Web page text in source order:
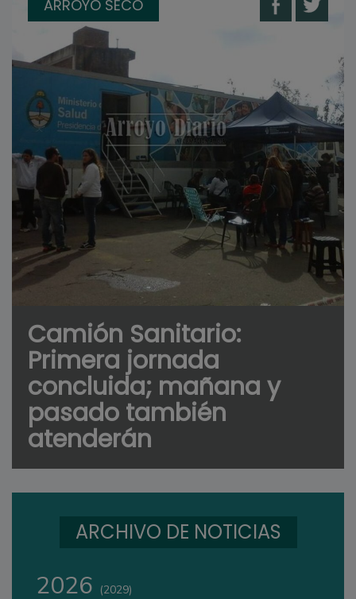
ARROYO SECO
Camión Sanitario:
Primera jornada
concluida; mañana y
pasado también
atenderán
ARCHIVO DE NOTICIAS
2026 (2029)